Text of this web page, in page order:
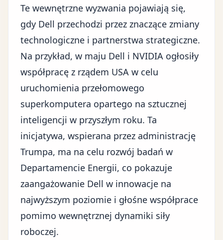
Te wewnętrzne wyzwania pojawiają się,
gdy Dell przechodzi przez znaczące zmiany
technologiczne i partnerstwa strategiczne.
Na przykład, w maju Dell i NVIDIA ogłosiły
współpracę z rządem USA w celu
uruchomienia przełomowego
superkomputera opartego na sztucznej
inteligencji w przyszłym roku. Ta
inicjatywa, wspierana przez administrację
Trumpa, ma na celu rozwój badań w
Departamencie Energii, co pokazuje
zaangażowanie Dell w innowacje na
najwyższym poziomie i głośne współprace
pomimo wewnętrznej dynamiki siły
roboczej.